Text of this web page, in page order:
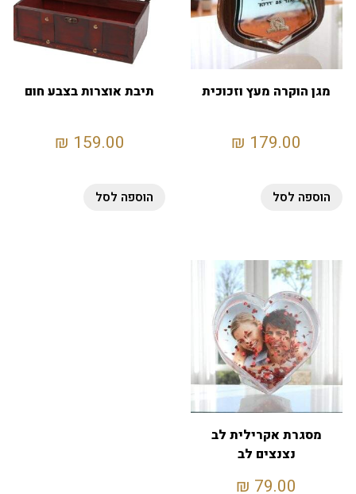
מגן הוקרה מעץ וזכוכית
179.00
₪
הוספה לסל
תיבת אוצרות בצבע חום
159.00
₪
הוספה לסל
מסגרת אקרילית לב
נצנצים לב
79.00
₪